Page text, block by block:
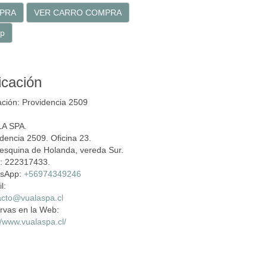
VER CARRO COMPRA
Providencia 2509
SPA.
2509. Oficina 23.
de Holanda, vereda Sur.
222317433.
+56974349246
en la Web: